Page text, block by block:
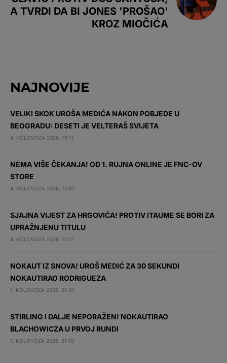
A TVRDI DA BI JONES 'PROŠAO'
KROZ MIOČIĆA
NAJNOVIJE
VELIKI SKOK UROŠA MEDIĆA NAKON POBJEDE U
BEOGRADU: DESETI JE VELTERAŠ SVIJETA
4. KOLOVOZA 2026. 16:11
NEMA VIŠE ČEKANJA! OD 1. RUJNA ONLINE JE FNC-OV
STORE
4. KOLOVOZA 2026. 12:07
SJAJNA VIJEST ZA HRGOVIĆA! PROTIV ITAUME SE BORI ZA
UPRAŽNJENU TITULU
4. KOLOVOZA 2026. 10:11
NOKAUT IZ SNOVA! UROŠ MEDIĆ ZA 30 SEKUNDI
NOKAUTIRAO RODRIGUEZA
1. KOLOVOZA 2026. 21:37
STIRLING I DALJE NEPORAŽEN! NOKAUTIRAO
BLACHOWICZA U PRVOJ RUNDI
1. KOLOVOZA 2026. 21:10